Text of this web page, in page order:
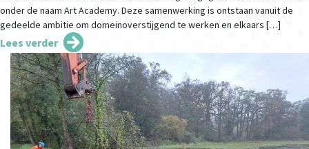
onder de naam Art Academy. Deze samenwerking is ontstaan vanuit de
gedeelde ambitie om domeinoverstijgend te werken en elkaars […]
Lees verder